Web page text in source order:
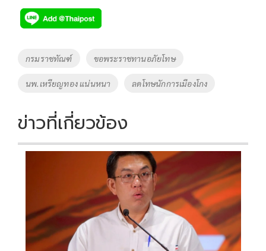
e
b
o
o
k
tt
er
p
y
Li
n
k
Tags
กรมราชทัณฑ์ ขอพระราชทานอภัยโทษ
นพ.เหรียญทอง แน่นหนา ลดโทษนักการเมืองโกง
ข่าวที่เกี่ยวข้อง